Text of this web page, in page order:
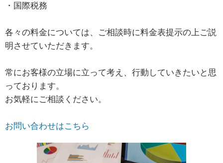
・国際税務
各々の料金については、ご相談時に料金表提示の上ご説
明させていただきます。
常にお客様の立場に立って考え、行動していきたいと思
っております。
お気軽にご相談ください。
お問い合わせはこちら